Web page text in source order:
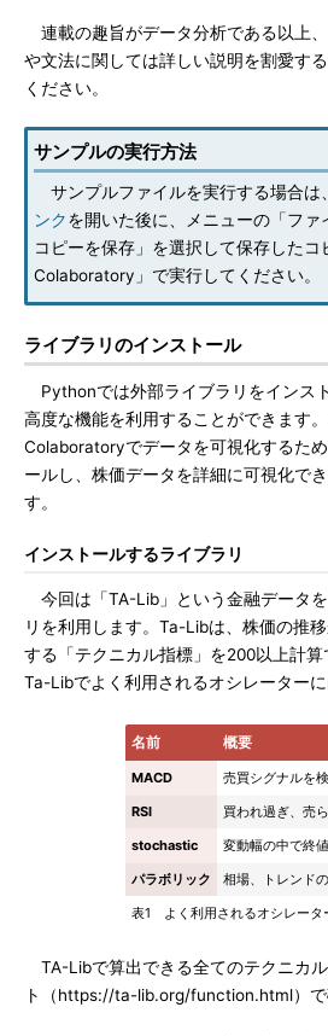
連載の趣旨がデータ分析である以上
や文法に関しては詳しい説明を割愛す
ください。
サンプルの実行方法
サンプルファイルを実行する場合は
ンクを開いた後に、メニューの「ファ
コピーを保存」を選択して保存したコ
Colaboratory」で実行してください。
ライブラリのインストール
Pythonでは外部ライブラリをインス
高度な機能を利用することができます
Colaboratoryでデータを可視化するた
ールし、株価データを詳細に可視化で
す。
インストールするライブラリ
今回は「TA-Lib」という金融データ
リを利用します。Ta-Libは、株価の推
する「テクニカル指標」を200以上計算
Ta-Libでよく利用されるオシレーターに
名前 概要
MACD
売買シグナルを
RSI
買われ過ぎ、売
stochastic
変動幅の中で終
パラボリック
相場、トレンド
表1 よく利用されるオシレータ
TA-Libで算出できる全てのテクニカ
ト（https://ta-lib.org/function.html）で